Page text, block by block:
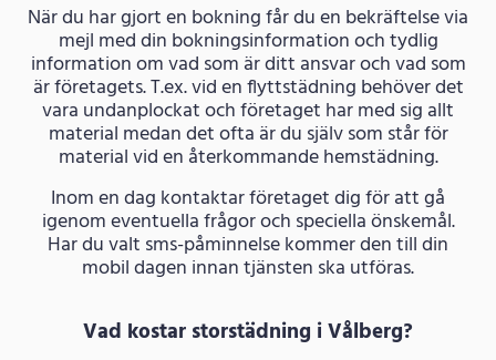
När du har gjort en bokning får du en bekräftelse via
mejl med din bokningsinformation och tydlig
information om vad som är ditt ansvar och vad som
är företagets. T.ex. vid en flyttstädning behöver det
vara undanplockat och företaget har med sig allt
material medan det ofta är du själv som står för
material vid en återkommande hemstädning.
Inom en dag kontaktar företaget dig för att gå
igenom eventuella frågor och speciella önskemål.
Har du valt sms-påminnelse kommer den till din
mobil dagen innan tjänsten ska utföras.
Vad kostar storstädning i Vålberg?